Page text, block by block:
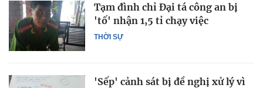
THỜI SỰ
Tạm đình chỉ Đại tá công an bị
'tố' nhận 1,5 tỉ chạy việc
'Sếp' cảnh sát bị đề nghị xử lý vì